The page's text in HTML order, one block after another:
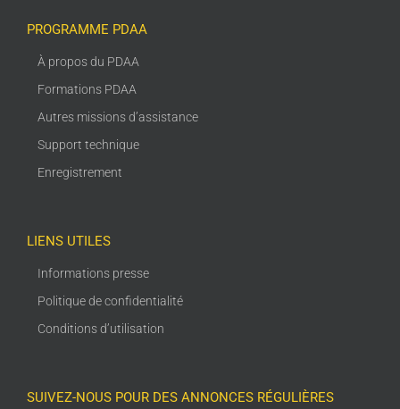
PROGRAMME PDAA
À propos du PDAA
Formations PDAA
Autres missions d’assistance
Support technique
Enregistrement
LIENS UTILES
Informations presse
Politique de confidentialité
Conditions d’utilisation
SUIVEZ-NOUS POUR DES ANNONCES RÉGULIÈRES